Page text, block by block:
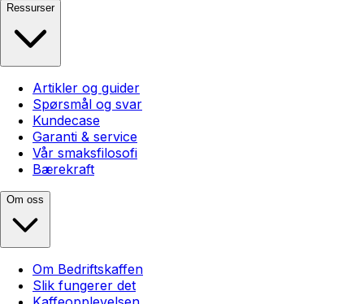
Ressurser
Artikler og guider
Spørsmål og svar
Kundecase
Garanti & service
Vår smaksfilosofi
Bærekraft
Om oss
Om Bedriftskaffen
Slik fungerer det